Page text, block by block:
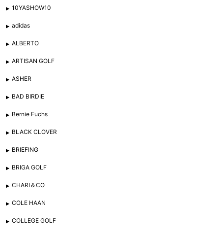
10YASHOW10
adidas
ALBERTO
ARTISAN GOLF
ASHER
BAD BIRDIE
Bernie Fuchs
BLACK CLOVER
BRIEFING
BRIGA GOLF
CHARI＆CO
COLE HAAN
COLLEGE GOLF